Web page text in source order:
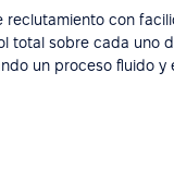
con
total sobre cada uno
un proceso fluido y